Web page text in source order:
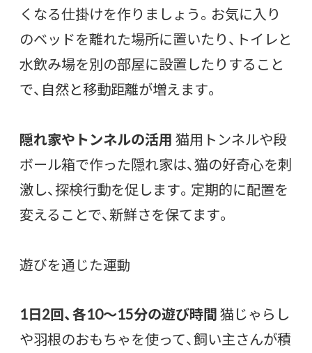
くなる仕掛けを作りましょう。お気に入り
のベッドを離れた場所に置いたり、トイレと
水飲み場を別の部屋に設置したりすること
で、自然と移動距離が増えます。
隠れ家やトンネルの活用 猫用トンネルや段
ボール箱で作った隠れ家は、猫の好奇心を刺
激し、探検行動を促します。定期的に配置を
変えることで、新鮮さを保てます。
遊びを通じた運動
1日2回、各10〜15分の遊び時間猫じゃらし
や羽根のおもちゃを使って、飼い主さんが積